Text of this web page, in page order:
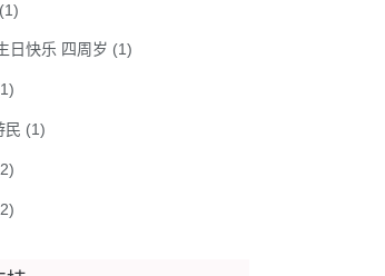
(1)
日快乐 四周岁 (1)
民 (1)